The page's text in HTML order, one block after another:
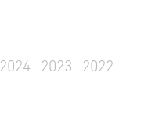
2024 2023
2022